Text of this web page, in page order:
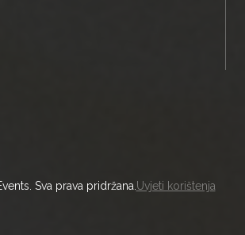
Sva prava pridržana. Uvjeti korištenja